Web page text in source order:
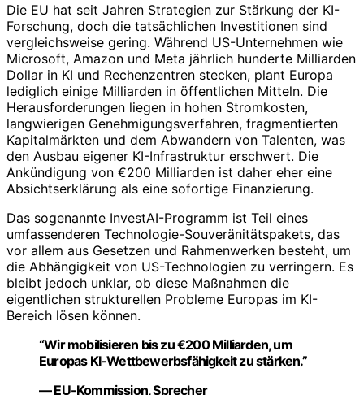
Die EU hat seit Jahren Strategien zur Stärkung der KI-
Forschung, doch die tatsächlichen Investitionen sind
vergleichsweise gering. Während US-Unternehmen wie
Microsoft, Amazon und Meta jährlich hunderte Milliarden
Dollar in KI und Rechenzentren stecken, plant Europa
lediglich einige Milliarden in öffentlichen Mitteln. Die
Herausforderungen liegen in hohen Stromkosten,
langwierigen Genehmigungsverfahren, fragmentierten
Kapitalmärkten und dem Abwandern von Talenten, was
den Ausbau eigener KI-Infrastruktur erschwert. Die
Ankündigung von €200 Milliarden ist daher eher eine
Absichtserklärung als eine sofortige Finanzierung.
Das sogenannte InvestAI-Programm ist Teil eines
umfassenderen Technologie-Souveränitätspakets, das
vor allem aus Gesetzen und Rahmenwerken besteht, um
die Abhängigkeit von US-Technologien zu verringern. Es
bleibt jedoch unklar, ob diese Maßnahmen die
eigentlichen strukturellen Probleme Europas im KI-
Bereich lösen können.
“Wir mobilisieren bis zu €200 Milliarden, um
Europas KI-Wettbewerbsfähigkeit zu stärken.”
— EU-Kommission, Sprecher